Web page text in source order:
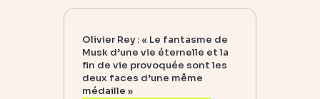
Olivier Rey : « Le fantasme de
Musk d’une vie éternelle et la
fin de vie provoquée sont les
deux faces d’une même
médaille »